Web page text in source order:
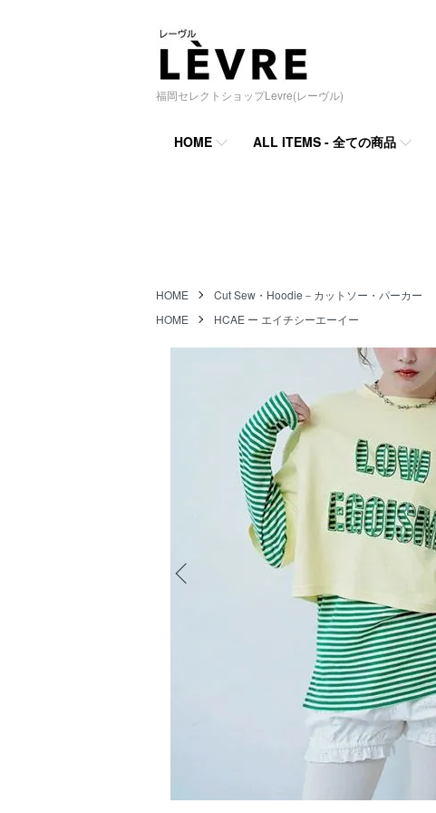
福岡セレクトショップLevre(レーヴル)
HOME ALL ITEMS - 全ての商品
HOME
Cut Sew・Hoodie－カットソー・パーカー
HOME
HCAE ー エイチシーエーイー